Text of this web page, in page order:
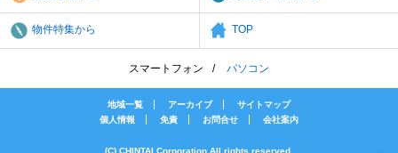
物件特集から TOP
スマートフォン パソコン
地域一覧 アーカイブ
サイトマップ
個人情報
免責 お問合せ 会社案内
(C) CHINTAI Corporation All rights reserved.